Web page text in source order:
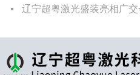
辽宁超粤激光盛装亮相广交